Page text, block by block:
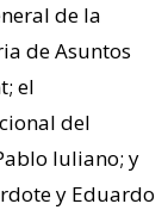
de la
de Asuntos
el
del
Iuliano; y
y Eduardo